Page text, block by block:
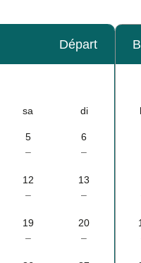
Départ
sa di
5
–
6
–
12
–
13
–
19
–
20
–